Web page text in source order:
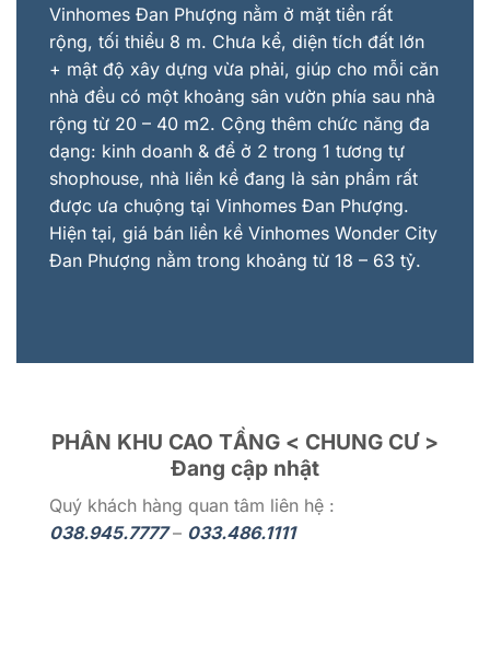
Vinhomes Đan Phượng nằm ở mặt tiền rất
rộng, tối thiểu 8 m. Chưa kể, diện tích đất lớn
+ mật độ xây dựng vừa phải, giúp cho mỗi căn
nhà đều có một khoảng sân vườn phía sau nhà
rộng từ 20 – 40 m2. Cộng thêm chức năng đa
dạng: kinh doanh & để ở 2 trong 1 tương tự
shophouse, nhà liền kề đang là sản phẩm rất
được ưa chuộng tại Vinhomes Đan Phượng.
Hiện tại, giá bán liền kề Vinhomes Wonder City
Đan Phượng nằm trong khoảng từ 18 – 63 tỷ.
PHÂN KHU CAO TẦNG < CHUNG CƯ >
Đang cập nhật
Quý khách hàng quan tâm liên hệ :
038.945.7777– 033.486.1111